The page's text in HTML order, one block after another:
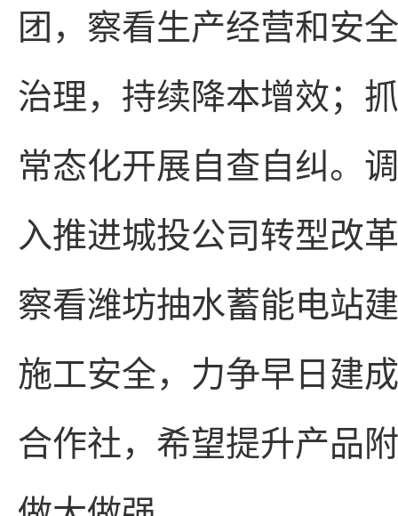
团，察看生产经营和安
治理，持续降本增效；
常态化开展自查自纠。
入推进城投公司转型改
察看潍坊抽水蓄能电站
施工安全，力争早日建
合作社，希望提升产品